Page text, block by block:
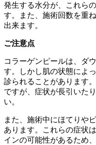
発生する水分が、これら
す。また、施術回数を重
出来ます。
ご注意点
コラーゲンピールは、ダ
す。しかし肌の状態によ
診られることがあります
ですが、症状が長引いた
い。
また、施術中にほてりや
あります。これらの症状
インの可能性があるため